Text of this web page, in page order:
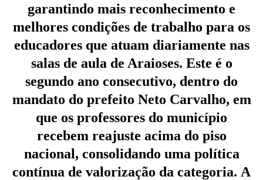
garantindo mais reconhecimento e
melhores condições de trabalho para os
educadores que atuam diariamente nas
salas de aula de Araioses. Este é o
segundo ano consecutivo, dentro do
mandato do prefeito Neto Carvalho, em
que os professores do município
recebem reajuste acima do piso
nacional, consolidando uma política
contínua de valorização da categoria. A